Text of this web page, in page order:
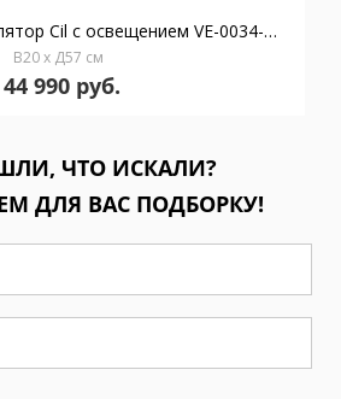
Потолочный вентилятор Cil с освещением VE-0034-NEG
В20 x Д57 см
44 990 руб.
ЧТО ИСКАЛИ?
ДЛЯ ВАС ПОДБОРКУ!